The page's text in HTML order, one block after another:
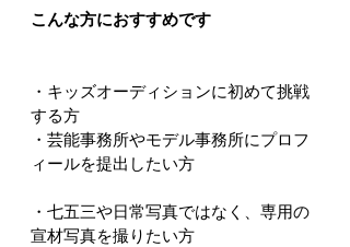
こんな方におすすめです
・キッズオーディションに初めて挑戦
する方
・芸能事務所やモデル事務所にプロフ
ィールを提出したい方
・七五三や日常写真ではなく、専用の
宣材写真を撮りたい方